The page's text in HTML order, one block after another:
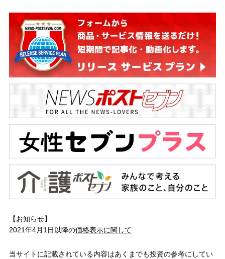
【お知らせ】
2021年4月1日以降の価格表示に関して
当サイトに記載されている内容はあくまでも投資の参考にしてい